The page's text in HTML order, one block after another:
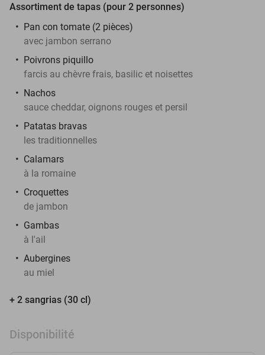
Assortiment de tapas (pour 2 personnes)
Pan con tomate (2 pièces)
avec jambon serrano
Poivrons piquillo
farcis au chèvre frais, basilic et noisettes
Nachos
sauce cheddar, oignons rouges et persil
Patatas bravas
les traditionnelles
Calamars
à la romaine
Croquettes
de jambon
Gambas
à l'ail
Aubergines
au miel
+ 2 sangrias (30 cl)
Disponibilité